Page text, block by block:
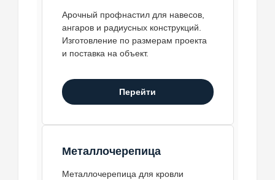
Арочный профнастил для навесов,
ангаров и радиусных конструкций.
Изготовление по размерам проекта
и поставка на объект.
Перейти
Металлочерепица
Металлочерепица для кровли